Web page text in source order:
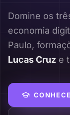
Domine os
economia
Paulo,
Lucas Cruz e